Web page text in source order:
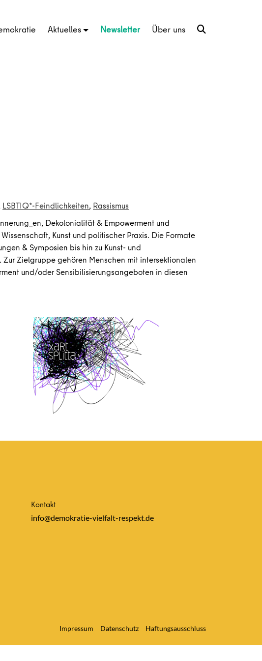
Aktuelles Newsletter Über uns
LSBTIQ*-Feindlichkeiten, Rassismus
Dekolonialität & Empowerment und
Kunst und politischer Praxis. Die Formate
& Symposien bis hin zu Kunst- und
Zielgruppe gehören Menschen mit intersektionalen
und/oder Sensibilisierungsangeboten in diesen
Kontakt
info@demokratie-vielfalt-respekt.de
Impressum Datenschutz Haftungsausschluss